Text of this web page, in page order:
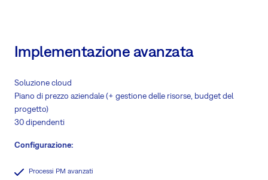
Implementazione avanzata
Soluzione cloud
Piano di prezzo aziendale (+ gestione delle risorse, budget del
progetto)
30 dipendenti
Configurazione:
Processi PM avanzati